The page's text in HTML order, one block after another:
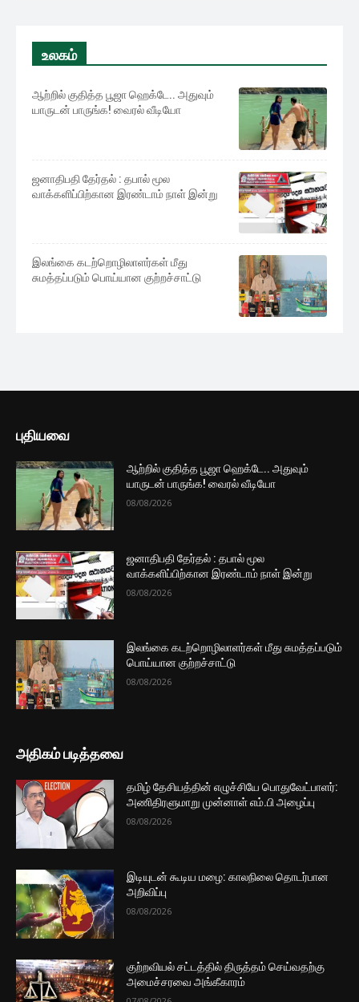
உலகம்
ஆற்றில் குதித்த பூஜா ஹெக்டே.. அதுவும்
யாருடன் பாருங்க! வைரல் வீடியோ
ஜனாதிபதி தேர்தல் : தபால் மூல
வாக்களிப்பிற்கான இரண்டாம் நாள் இன்று
இலங்கை கடற்றொழிலாளர்கள் மீது
சுமத்தப்படும் பொய்யான குற்றச்சாட்டு
புதியவை
ஆற்றில் குதித்த பூஜா ஹெக்டே.. அதுவும்
யாருடன் பாருங்க! வைரல் வீடியோ
08/08/2026
ஜனாதிபதி தேர்தல் : தபால் மூல
வாக்களிப்பிற்கான இரண்டாம் நாள் இன்று
08/08/2026
இலங்கை கடற்றொழிலாளர்கள் மீது சுமத்தப்படும்
பொய்யான குற்றச்சாட்டு
08/08/2026
அதிகம் படித்தவை
தமிழ் தேசியத்தின் எழுச்சியே பொதுவேட்பாளர்:
அணிதிரளுமாறு முன்னாள் எம்.பி அழைப்பு
08/08/2026
இடியுடன் கூடிய மழை: காலநிலை தொடர்பான
அறிவிப்பு
08/08/2026
குற்றவியல் சட்டத்தில் திருத்தம் செய்வதற்கு
அமைச்சரவை அங்கீகாரம்